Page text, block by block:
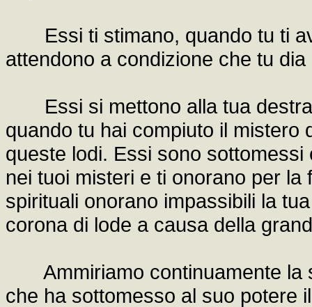
Essi ti stimano, quando tu ti
attendono a condizione che tu
Essi si mettono alla tua destra
quando tu hai compiuto il
queste lodi. Essi sono
nei tuoi misteri e ti onorano per
spirituali onorano impassibili la
corona di lode a causa della
Ammiriamo continuamente la
che ha sottomesso al suo potere